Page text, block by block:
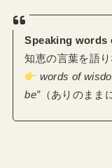
Speaking words
知恵の言葉を語
words of
be”（ありのまま